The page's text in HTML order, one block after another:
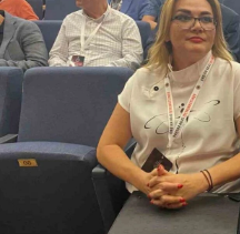
Politika
Sağlık
Spor
Teknoloji
Son Dakika Haberleri
Haber Arşivi